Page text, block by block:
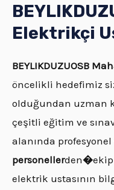
Elektrikçi
BEYLIKDUZUOSB
öncelikli hedefimiz
olduğundan uzman
çeşitli eğitim ve
alanında profesyonel
personellerden�
elektrik ustasının